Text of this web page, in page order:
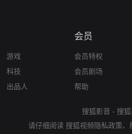
游戏
科技
出品人
会员
会员特权
会员剧场
帮助
搜狐影音 - 搜
请仔细阅读 搜狐视频隐私政策、